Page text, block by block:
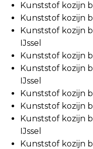
Kunststof kozijn
Kunststof kozijn
Kunststof kozijn
IJssel
Kunststof kozijn
Kunststof kozijn
IJssel
Kunststof kozijn
Kunststof kozijn
Kunststof kozijn
IJssel
Kunststof kozijn